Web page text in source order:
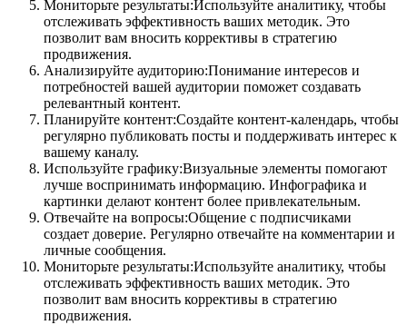
Мониторьте результаты:Используйте аналитику, чтобы
отслеживать эффективность ваших методик. Это
позволит вам вносить коррективы в стратегию
продвижения.
Анализируйте аудиторию:Понимание интересов и
потребностей вашей аудитории поможет создавать
релевантный контент.
Планируйте контент:Создайте контент-календарь, чтобы
регулярно публиковать посты и поддерживать интерес к
вашему каналу.
Используйте графику:Визуальные элементы помогают
лучше воспринимать информацию. Инфографика и
картинки делают контент более привлекательным.
Отвечайте на вопросы:Общение с подписчиками
создает доверие. Регулярно отвечайте на комментарии и
личные сообщения.
Мониторьте результаты:Используйте аналитику, чтобы
отслеживать эффективность ваших методик. Это
позволит вам вносить коррективы в стратегию
продвижения.